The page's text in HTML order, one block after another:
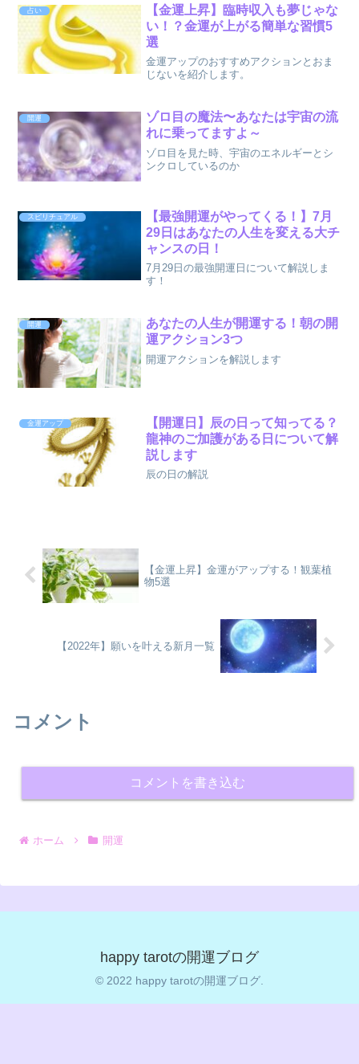
占い
【金運上昇】臨時収入も夢じゃな
い！？金運が上がる簡単な習慣5
選
金運アップのおすすめアクションとおま
じないを紹介します。
開運
ゾロ目の魔法〜あなたは宇宙の流
れに乗ってますよ～
ゾロ目を見た時、宇宙のエネルギーとシ
ンクロしているのか
スピリチュアル
【最強開運がやってくる！】7月
29日はあなたの人生を変える大チ
ャンスの日！
7月29日の最強開運日について解説しま
す！
開運
あなたの人生が開運する！朝の開
運アクション3つ
開運アクションを解説します
金運アップ
【開運日】辰の日って知ってる？
龍神のご加護がある日について解
説します
辰の日の解説
【金運上昇】金運がアップする！観葉植
物5選
【2022年】願いを叶える新月一覧
コメント
コメントを書き込む
ホーム 開運
happy tarotの開運ブログ
© 2022 happy tarotの開運ブログ.